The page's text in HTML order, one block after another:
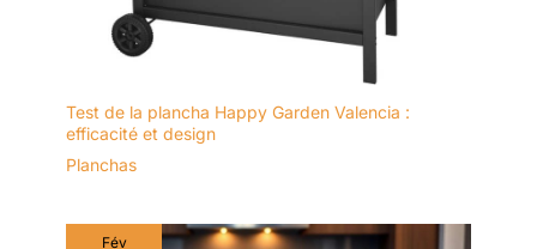
Test de la plancha Happy Garden Valencia :
efficacité et design
Planchas
Fév